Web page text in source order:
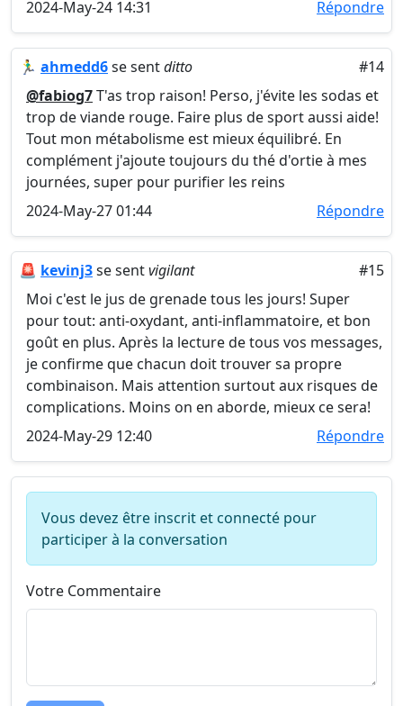
2024-May-24 14:31
Répondre
🏃‍♂️ ahmedd6se sentditto
#14
@fabiog7T'as trop raison! Perso, j'évite les sodas et
trop de viande rouge. Faire plus de sport aussi aide!
Tout mon métabolisme est mieux équilibré. En
complément j'ajoute toujours du thé d'ortie à mes
journées, super pour purifier les reins
2024-May-27 01:44
Répondre
🚨 kevinj3se sentvigilant
#15
Moi c'est le jus de grenade tous les jours! Super
pour tout: anti-oxydant, anti-inflammatoire, et bon
goût en plus. Après la lecture de tous vos messages,
je confirme que chacun doit trouver sa propre
combinaison. Mais attention surtout aux risques de
complications. Moins on en aborde, mieux ce sera!
2024-May-29 12:40
Répondre
Vous devez être inscrit et connecté pour
participer à la conversation
Votre Commentaire